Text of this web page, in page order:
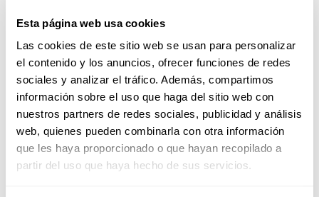
Esta página web usa cookies
Las cookies de este sitio web se usan para personalizar
el contenido y los anuncios, ofrecer funciones de redes
sociales y analizar el tráfico. Además, compartimos
información sobre el uso que haga del sitio web con
nuestros partners de redes sociales, publicidad y análisis
web, quienes pueden combinarla con otra información
que les haya proporcionado o que hayan recopilado a
partir del uso que haya hecho de sus servicios.
desaparecer del planeta.
La Facultad de Psicología de la UNAMseñala
quelos celos surgen cuando hay una
sensación de amenaza a una relación
importante, y que suelen estar vinculados a una
autoestima frágil , miedos y a experiencias
tempranas no resueltas.Y sí, puedes tener todo
el combo ganador (pareja estable, amor
correspondido, seguridad), perosi esa herida